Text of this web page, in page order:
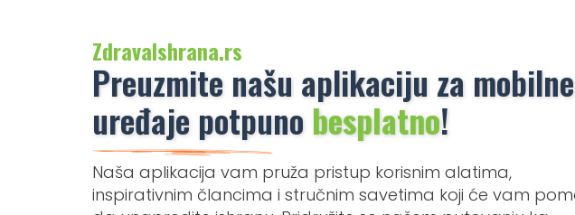
ZdravaIshrana.rs
Preuzmite našu aplikaciju za mobilne
uređaje potpuno besplatno!
Naša aplikacija vam pruža pristup korisnim alatima,
inspirativnim člancima i stručnim savetima koji će vam